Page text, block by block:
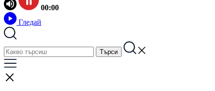
00:00
Гледай